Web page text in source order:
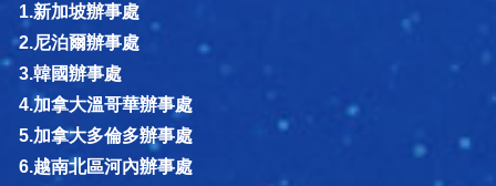
1.新加坡辦事處
2.尼泊爾辦事處
3.韓國辦事處
4.加拿大溫哥華辦事處
5.加拿大多倫多辦事處
6.越南北區河內辦事處